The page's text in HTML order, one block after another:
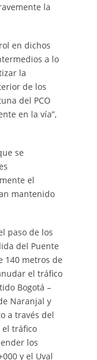
la
en dichos
a lo
la
de los
del PCO
en la vía”,
se
el
mantenido
paso de los
del Puente
140 metros de
el tráfico
Bogotá –
Naranjal y
a través del
el tráfico
los
y el Uval